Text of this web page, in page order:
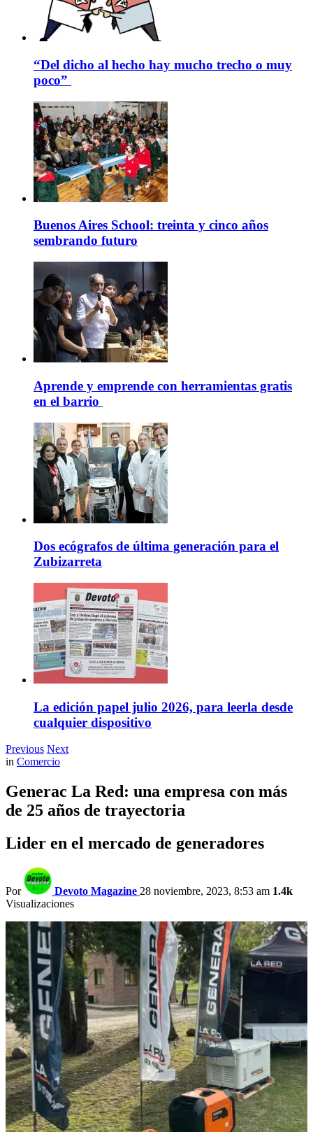
“Del dicho al hecho hay mucho trecho o muy
poco”
Buenos Aires School: treinta y cinco años
sembrando futuro
Aprende y emprende con herramientas gratis
en el barrio
Dos ecógrafos de última generación para el
Zubizarreta
La edición papel julio 2026, para leerla desde
cualquier dispositivo
Previous Next
in Comercio
Generac La Red: una empresa con más
de 25 años de trayectoria
Lider en el mercado de generadores
Por Devoto Magazine 28 noviembre, 2023, 8:53 am 1.4k
Visualizaciones